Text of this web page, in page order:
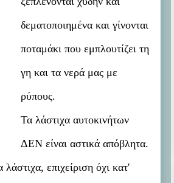
δεματοποιημένα και γίνονται
ποταμάκι που εμπλουτίζει τη
γη και τα νερά μας με
ρύπους.
Τα λάστιχα αυτοκινήτων
ΔΕΝ είναι αστικά απόβλητα.
επιχείριση όχι κατ'